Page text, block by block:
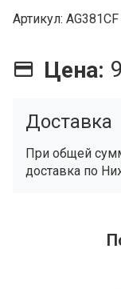
Артикул AG381CF
Цена:
Доставка
При общей
доставка по